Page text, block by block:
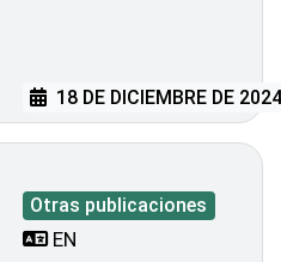
18 DE DICIEMBRE DE
Otras publicaciones
EN